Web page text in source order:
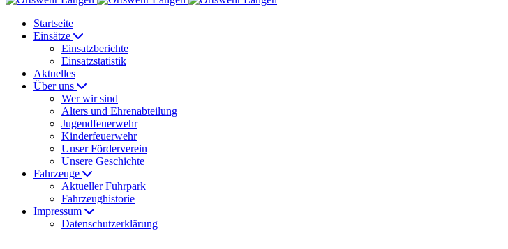
Startseite
Einsätze
Einsatzberichte
Einsatzstatistik
Aktuelles
Über uns
Wer wir sind
Alters und Ehrenabteilung
Jugendfeuerwehr
Kinderfeuerwehr
Unser Förderverein
Unsere Geschichte
Fahrzeuge
Aktueller Fuhrpark
Fahrzeughistorie
Impressum
Datenschutzerklärung